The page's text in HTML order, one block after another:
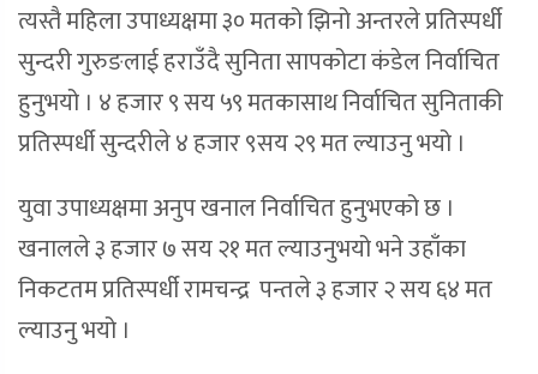
त्यस्तै महिला उपाध्यक्षमा ३० मतको झिनो अन्तरले प्रतिस्पर्धी
सुन्दरी गुरुङलाई हराउँदै सुनिता सापकोटा कंडेल निर्वाचित
हुनुभयो । ४ हजार ९ सय ५९ मतकासाथ निर्वाचित सुनिताकी
प्रतिस्पर्धी सुन्दरीले ४ हजार ९सय २९ मत ल्याउनु भयो ।
युवा उपाध्यक्षमा अनुप खनाल निर्वाचित हुनुभएको छ ।
खनालले ३ हजार ७ सय २१ मत ल्याउनुभयो भने उहाँका
निकटतम प्रतिस्पर्धी रामचन्द्र पन्तले ३ हजार २ सय ६४ मत
ल्याउनु भयो ।